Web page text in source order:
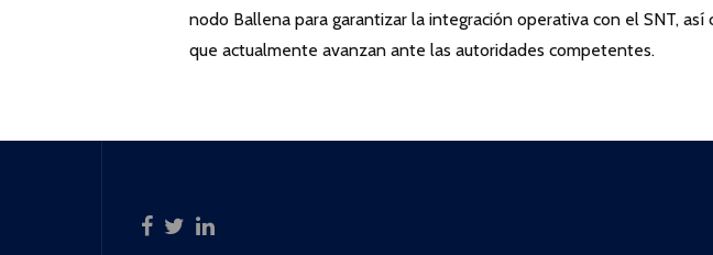
nodo Ballena para garantizar la integración operativa con el SNT,
que actualmente avanzan ante las autoridades competentes.